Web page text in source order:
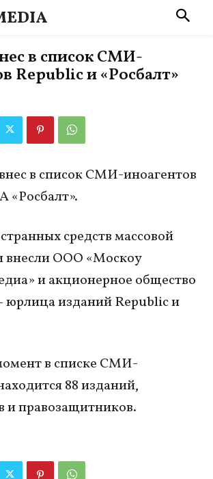
в список СМИ-
Republic и «Росбалт»
в список СМИ-иноагентов
«Росбалт».
средств массовой
внесли ООО «Москоу
и акционерное общество
изданий Republic и
в списке СМИ-
88 изданий,
и правозащитников.